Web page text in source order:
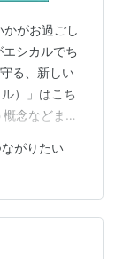
がお過ごし
シカルでち
る、新しい
）」はこち
念などまっ
ず、人間の
く彼らの姿
る社会の枠
るかに気づ
ると、突然
がりたい